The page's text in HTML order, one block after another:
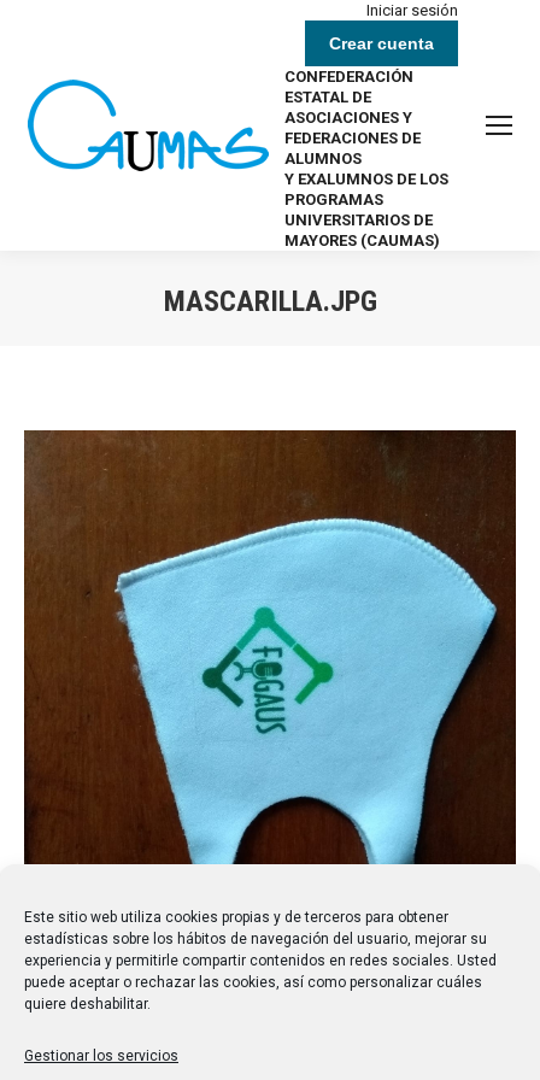
Este sitio web utiliza cookies propias y de terceros para obtener
estadísticas sobre los hábitos de navegación del usuario, mejorar su
experiencia y permitirle compartir contenidos en redes sociales. Usted
puede aceptar o rechazar las cookies, así como personalizar cuáles
quiere deshabilitar.
Gestionar los servicios
Iniciar sesión
Crear cuenta
CONFEDERACIÓN
ESTATAL DE
ASOCIACIONES Y
FEDERACIONES DE
ALUMNOS
Y EXALUMNOS DE LOS
PROGRAMAS
UNIVERSITARIOS DE
MAYORES (CAUMAS)
MASCARILLA.JPG